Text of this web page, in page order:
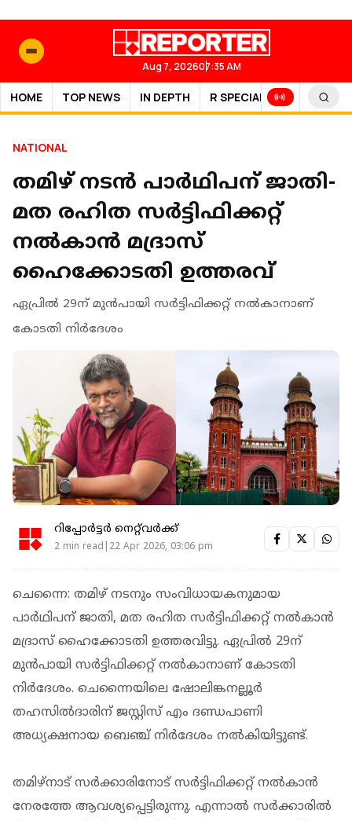
Aug 7, 202607:35 AM
HOME TOP NEWS IN DEPTH R SPECIAL SPORTS
NATIONAL
തമിഴ് നടൻ പാർഥിപന് ജാതി-
മത രഹിത സർട്ടിഫിക്കറ്റ്
നൽകാൻ മദ്രാസ്
ഹൈക്കോടതി ഉത്തരവ്
ഏപ്രിൽ 29ന് മുൻപായി സർട്ടിഫിക്കറ്റ് നൽകാനാണ്
കോടതി നിർദേശം
റിപ്പോർട്ടർ നെറ്റ്‌വര്‍ക്ക്‌
2 min read|22 Apr 2026, 03:06 pm
ചെന്നൈ: തമിഴ് നടനും സംവിധായകനുമായ
പാർഥിപന് ജാതി, മത രഹിത സർട്ടിഫിക്കറ്റ് നൽകാൻ
മദ്രാസ് ഹൈക്കോടതി ഉത്തരവിട്ടു. ഏപ്രിൽ 29ന്
മുൻപായി സർട്ടിഫിക്കറ്റ് നൽകാനാണ് കോടതി
നിർദേശം. ചെന്നൈയിലെ ഷോലിങ്കനല്ലൂർ
തഹസിൽദാരിന് ജസ്റ്റിസ് എം ദണ്ഡപാണി
അധ്യക്ഷനായ ബെഞ്ച് നിർദേശം നൽകിയിട്ടുണ്ട്.
തമിഴ്‌നാട് സർക്കാരിനോട് സർട്ടിഫിക്കറ്റ് നൽകാൻ
നേരത്തേ ആവശ്യപ്പെട്ടിരുന്നു. എന്നാൽ സർക്കാരിൽ